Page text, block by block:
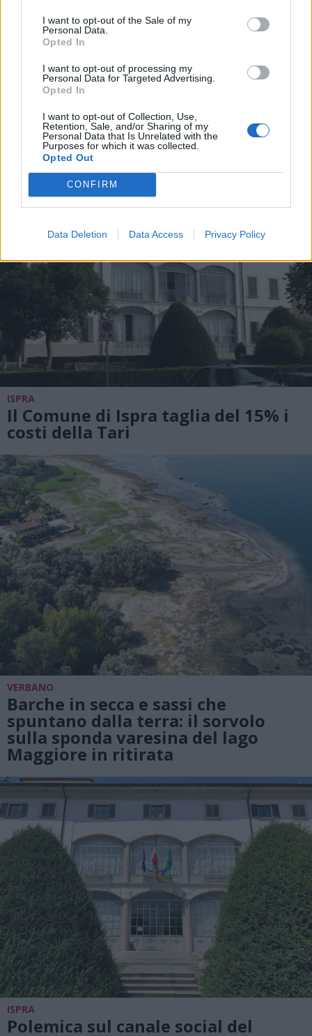
I want to opt-out of the Sale of my
Personal Data.
Opted In
I want to opt-out of processing my
Personal Data for Targeted Advertising.
Opted In
I want to opt-out of Collection, Use,
Retention, Sale, and/or Sharing of my
Personal Data that Is Unrelated with the
Purposes for which it was collected.
Opted Out
CONFIRM
Data Deletion Data Access Privacy Policy
Il muretto delle poesie sul
lungolago di Ispra diventa più
grande nel ricordo di Mario Berrino
ISPRA
Il Comune di Ispra taglia del 15% i
costi della Tari
VERBANO
Barche in secca e sassi che
spuntano dalla terra: il sorvolo
sulla sponda varesina del lago
Maggiore in ritirata
ISPRA
Polemica sul canale social del